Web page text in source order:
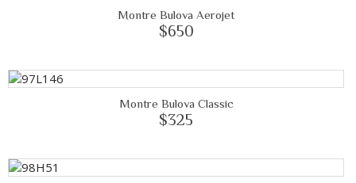
Montre Bulova Aerojet
$650
Montre Bulova Classic
$325